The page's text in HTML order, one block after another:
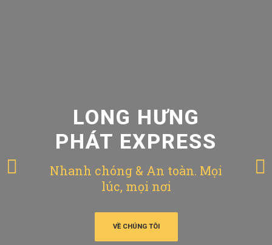
LONG HƯNG
PHÁT EXPRESS
Nhanh chóng & An toàn. Mọi
lúc, mọi nơi
VỀ CHÚNG TÔI